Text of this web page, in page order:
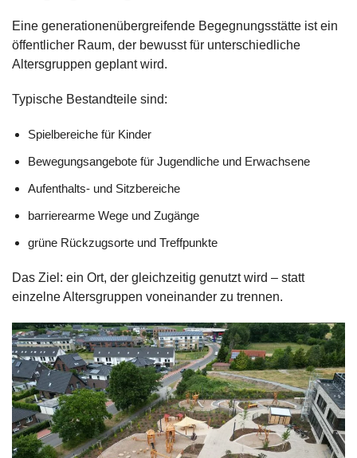
Eine generationenübergreifende Begegnungsstätte ist ein
öffentlicher Raum, der bewusst für unterschiedliche
Altersgruppen geplant wird.
Typische Bestandteile sind:
Spielbereiche für Kinder
Bewegungsangebote für Jugendliche und Erwachsene
Aufenthalts- und Sitzbereiche
barrierearme Wege und Zugänge
grüne Rückzugsorte und Treffpunkte
Das Ziel: ein Ort, der gleichzeitig genutzt wird – statt
einzelne Altersgruppen voneinander zu trennen.